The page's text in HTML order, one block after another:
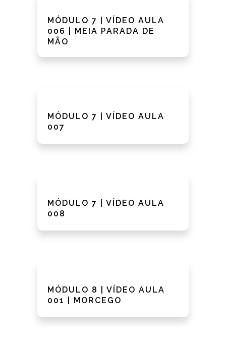
MÓDULO 7 | VÍDEO AULA
006 | MEIA PARADA DE
MÃO
MÓDULO 7 | VÍDEO AULA
007
MÓDULO 7 | VÍDEO AULA
008
MÓDULO 8 | VÍDEO AULA
001 | MORCEGO